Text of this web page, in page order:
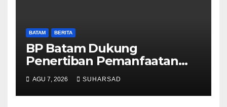
BATAM BERITA
BP Batam Dukung
Penertiban Pemanfaatan
Ruang Laut Sesuai
Ketentuan Peraturan
Perundang-undangan
AGU 7, 2026 SUHARSAD